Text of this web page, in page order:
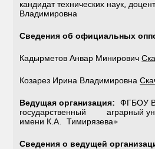
кандидат технических наук,
Владимировна
Сведения об официальных
Кадырметов Анвар Минирович
Козарез Ирина Владимировна
Ведущая организация:ФГБОУ
государственный аграрный
имени К.А. Тимирязева»
Сведения о ведущей